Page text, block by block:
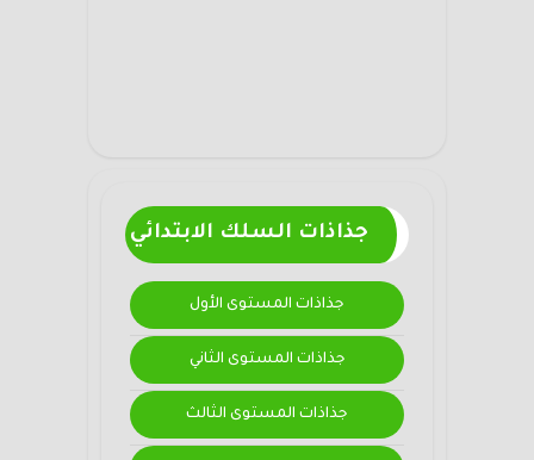
جذاذات السلك الابتدائي
جذاذات المستوى الأول
جذاذات المستوى الثاني
جذاذات المستوى الثالث